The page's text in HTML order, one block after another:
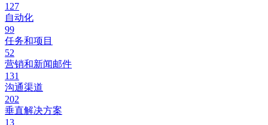
127
自动化
99
任务和项目
52
营销和新闻邮件
131
沟通渠道
202
垂直解决方案
13